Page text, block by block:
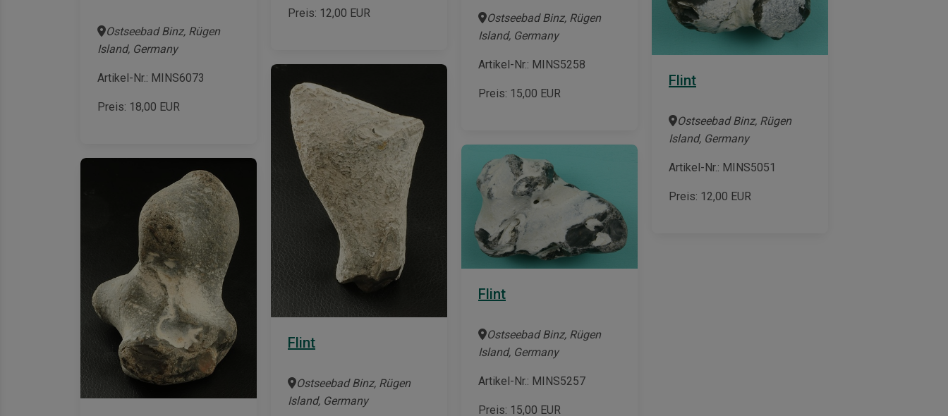
Ostseebad Binz, Rügen
Island, Germany
Artikel-Nr.: MINS6073
Preis: 18,00 EUR
Preis: 12,00 EUR
Ostseebad Binz, Rügen
Island, Germany
Artikel-Nr.: MINS5258
Preis: 15,00 EUR
Flint
Ostseebad Binz, Rügen
Island, Germany
Artikel-Nr.: MINS5051
Preis: 12,00 EUR
Flint
Ostseebad Binz, Rügen
Island, Germany
Flint
Ostseebad Binz, Rügen
Island, Germany
Artikel-Nr.: MINS5257
Preis: 15,00 EUR